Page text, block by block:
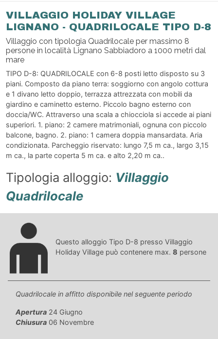
VILLAGGIO HOLIDAY VILLAGE
LIGNANO - QUADRILOCALE TIPO D-8
Villaggio con tipologia Quadrilocale per massimo 8
persone in località Lignano Sabbiadoro a 1000 metri dal
mare
TIPO D-8: QUADRILOCALE con 6-8 posti letto disposto su 3
piani. Composto da piano terra: soggiorno con angolo cottura
e 1 divano letto doppio, terrazza attrezzata con mobili da
giardino e caminetto esterno. Piccolo bagno esterno con
doccia/WC. Attraverso una scala a chiocciola si accede ai piani
superiori. 1. piano: 2 camere matrimoniali, ognuna con piccolo
balcone, bagno. 2. piano: 1 camera doppia mansardata. Aria
condizionata. Parcheggio riservato: lungo 7,5 m ca., largo 3,15
m ca., la parte coperta 5 m ca. e alto 2,20 m ca..
Tipologia alloggio: Villaggio
Quadrilocale
Questo alloggio Tipo D-8 presso Villaggio
Holiday Village può contenere max. 8 persone
Quadrilocale in affitto disponibile nel seguente periodo
Apertura 24 Giugno
Chiusura 06 Novembre